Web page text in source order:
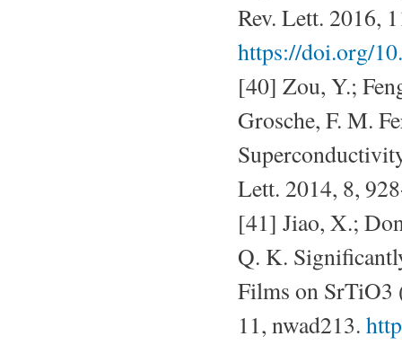
Rev. Lett. 2016,
https://doi.org/
[40] Zou, Y.;
Grosche, F. M.
Lett. 2014, 8,
[41] Jiao, X.;
Q. K.
Films on SrTiO3
11, nwad213.